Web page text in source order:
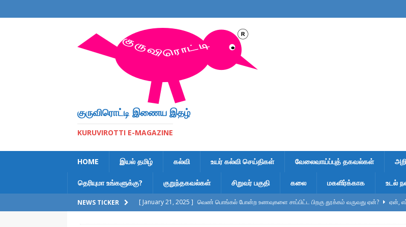
குருவிரொட்டி இணைய இதழ்
KURUVIROTTI E-MAGAZINE
HOME இயல் தமிழ் கல்வி உயர் கல்வி செய்திகள் வேலைவாய்ப்புத் தகவல்கள்
தெரியுமா உங்களுக்கு? குறுந்தகவல்கள் சிறுவர் பகுதி கலை மகளிர்க்காக உடல்
NEWS TICKER [ January 21, 2025 ] வெண் பொங்கல் போன்ற உணவுகளை சாப்பிட்ட பிறகு தூக்கம் வருவது ஏன்?
ஏன்,